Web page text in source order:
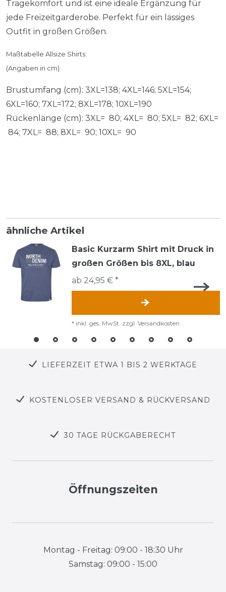
Tragekomfort und ist eine ideale Ergänzung für
jede Freizeitgarderobe. Perfekt für ein lässiges
Outfit in großen Größen.
Maßtabelle Allsize Shirts:
(Angaben in cm)
Brustumfang (cm): 3XL=138; 4XL=146; 5XL=154;
6XL=160; 7XL=172; 8XL=178; 10XL=190
Rückenlänge (cm): 3XL= 80; 4XL= 80; 5XL= 82; 6XL=
84; 7XL= 88; 8XL= 90; 10XL= 90
ähnliche Artikel
Basic Kurzarm Shirt mit Druck in
großen Größen bis 8XL, blau
ab 24,95 € *
* inkl. ges. MwSt. zzgl. Versandkosten
LIEFERZEIT ETWA 1 BIS 2 WERKTAGE
KOSTENLOSER VERSAND & RÜCKVERSAND
30 TAGE RÜCKGABERECHT
Öffnungszeiten
Montag - Freitag: 09:00 - 18:30 Uhr
Samstag: 09:00 - 15:00